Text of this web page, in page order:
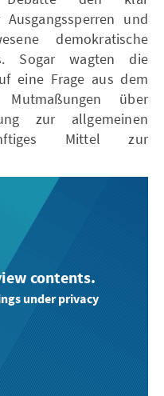
und
demokratische
Sogar wagten die
eine Frage aus dem
über
zur allgemeinen
Mittel zur
contents.
under privacy